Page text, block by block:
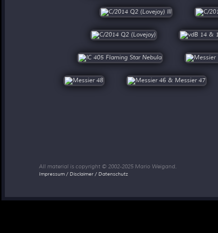
All material is copyright © 2002-2025 Mario Weigand.
Impressum / Disclaimer / Datenschutz